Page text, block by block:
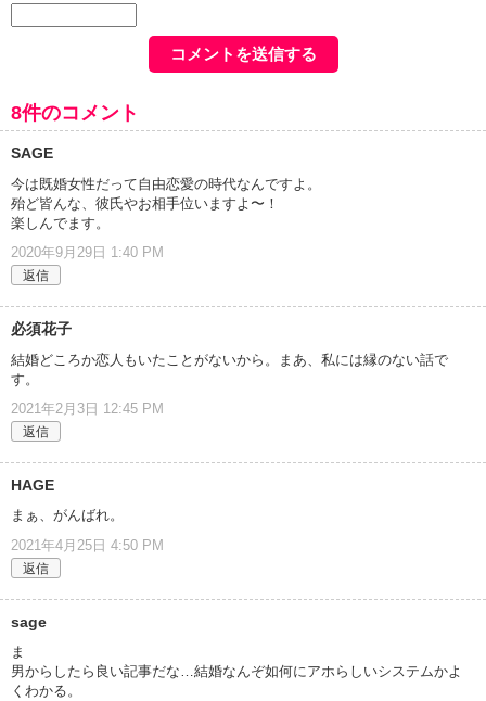
8件のコメント
SAGE
今は既婚女性だって自由恋愛の時代なんですよ。
殆ど皆んな、彼氏やお相手位いますよ〜！
楽しんでます。
2020年9月29日 1:40 PM
返信
必須花子
結婚どころか恋人もいたことがないから。まあ、私には縁のない話で
す。
2021年2月3日 12:45 PM
返信
HAGE
まぁ、がんばれ。
2021年4月25日 4:50 PM
返信
sage
ま
男からしたら良い記事だな…結婚なんぞ如何にアホらしいシステムかよ
くわかる。